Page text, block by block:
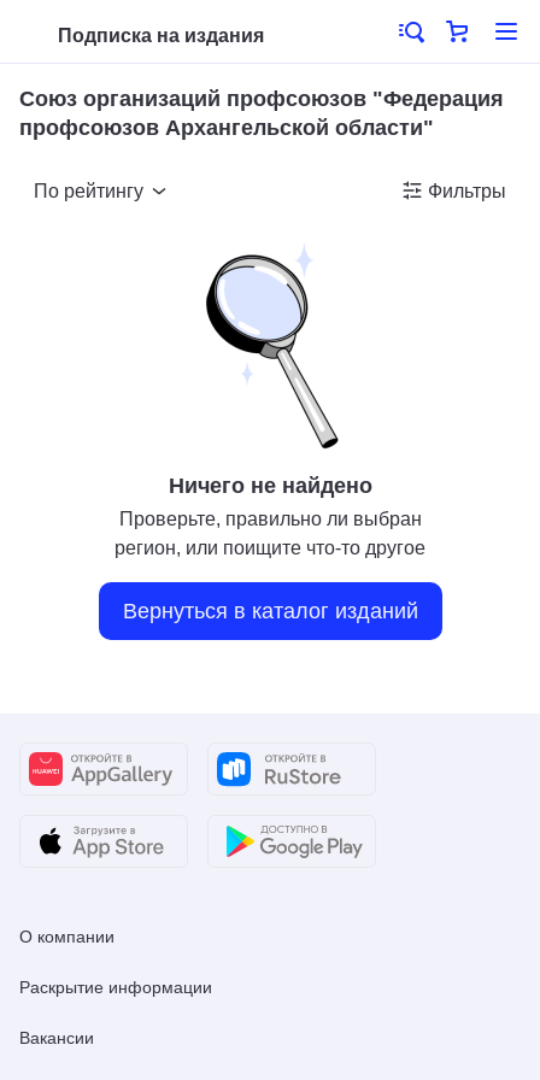
Подписка на издания
Союз организаций профсоюзов "Федерация
профсоюзов Архангельской области"
По рейтингу Фильтры
Ничего не найдено
Проверьте, правильно ли выбран
регион, или поищите что-то другое
Вернуться в каталог изданий
О компании
Раскрытие информации
Вакансии